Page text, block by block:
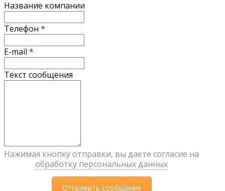
Название компании
Телефон *
E-mail *
Текст сообщения
Нажимая кнопку отправки, вы даете согласие на
обработку персональных данных